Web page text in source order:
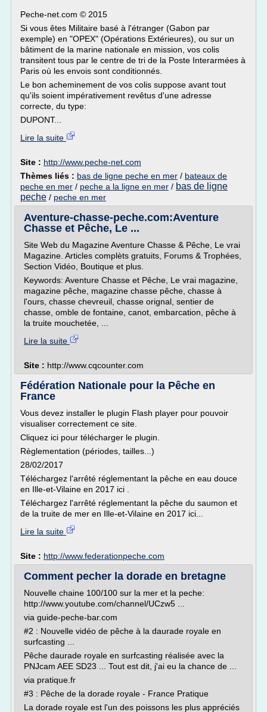
Peche-net.com © 2015
Si vous êtes Militaire basé à l'étranger (Gabon par
exemple) en "OPEX" (Opérations Extérieures), ou sur un
bâtiment de la marine nationale en mission, vos colis
transitent tous par le centre de tri de la Poste Interarmées à
Paris où les envois sont conditionnés.
Le bon acheminement de vos colis suppose avant tout
qu'ils soient impérativement revêtus d'une adresse
correcte, du type:
DUPONT...
Lire la suite
Site : http://www.peche-net.com
Thèmes liés : bas de ligne peche en mer / bateaux de
peche en mer / peche a la ligne en mer / bas de ligne
peche / peche en mer
Aventure-chasse-peche.com:Aventure
Chasse et Pêche, Le ...
Site Web du Magazine Aventure Chasse & Pêche, Le vrai
Magazine. Articles complèts gratuits, Forums & Trophées,
Section Vidéo, Boutique et plus.
Keywords: Aventure Chasse et Pêche, Le vrai magazine,
magazine pêche, magazine chasse pêche, chasse à
l'ours, chasse chevreuil, chasse orignal, sentier de
chasse, omble de fontaine, canot, embarcation, pêche à
la truite mouchetée, ...
Lire la suite
Site : http://www.cqcounter.com
Fédération Nationale pour la Pêche en
France
Vous devez installer le plugin Flash player pour pouvoir
visualiser correctement ce site.
Cliquez ici pour télécharger le plugin.
Règlementation (périodes, tailles...)
28/02/2017
Téléchargez l'arrêté réglementant la pêche en eau douce
en Ille-et-Vilaine en 2017 ici .
Téléchargez l'arrêté réglementant la pêche du saumon et
de la truite de mer en Ille-et-Vilaine en 2017 ici...
Lire la suite
Site : http://www.federationpeche.com
Comment pecher la dorade en bretagne
Nouvelle chaine 100/100 sur la mer et la peche:
http://www.youtube.com/channel/UCzw5 ...
via guide-peche-bar.com
#2 : Nouvelle vidéo de pêche à la daurade royale en
surfcasting ...
Pêche daurade royale en surfcasting réalisée avec la
PNJcam AEE SD23 ... Tout est dit, j'ai eu la chance de ...
via pratique.fr
#3 : Pêche de la dorade royale - France Pratique
La dorade royale est l'un des poissons les plus appréciés